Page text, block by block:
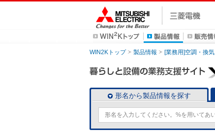
WIN2Kトップ 製品情報 [業務用]空調・換気
形名から製品情報を探す